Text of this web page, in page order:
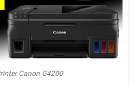
Canon G4200